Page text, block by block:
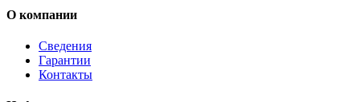
О компании
Сведения
Гарантии
Контакты